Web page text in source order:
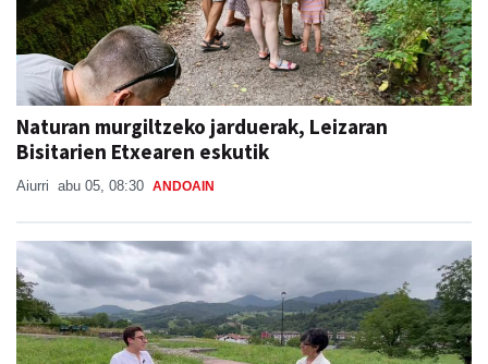
Naturan murgiltzeko jarduerak, Leizaran
Bisitarien Etxearen eskutik
Aiurri abu 05, 08:30 ANDOAIN